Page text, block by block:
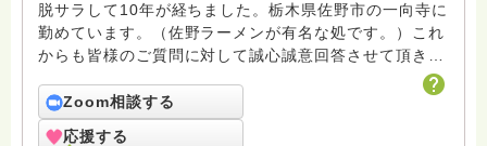
脱サラして10年が経ちました。栃木県佐野市の一向寺に
勤めています。（佐野ラーメンが有名な処です。）これ
からも皆様のご質問に対して誠心誠意回答させて頂きた
いと存じます。まだまだ修行中の身ですので至らぬ点あ
ろうかとは存じますが共に精進して参りましょうね。お
寺にもお気軽に遊びに来てください。
Zoom相談する
応援する